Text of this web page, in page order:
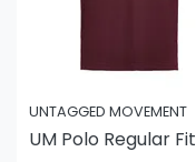
UNTAGGED MOVEMENT
UM Polo Regular Fit